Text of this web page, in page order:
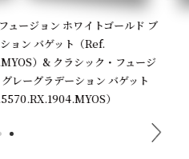
ージョン ホワイトゴールド ブ
ン バゲット（Ref.
）& クラシック・フュージ
ーグラデーション バゲット
）